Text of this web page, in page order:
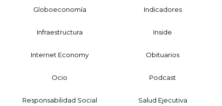
Globoeconomía Indicadores
Infraestructura Inside
Internet Economy Obituarios
Ocio Podcast
Responsabilidad Social Salud Ejecutiva